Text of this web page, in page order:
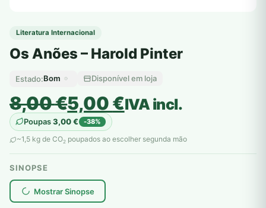
Literatura Internacional
Os Anões – Harold Pinter
Estado:Bom Disponível em loja
8,00€
O
preço
original
era:
8,00 €.
5,00€
O
preço
atual
é:
5,00 €.
IVA incl.
Poupas3,00€ -38%
~1,5 kg de CO2 poupados ao escolher segunda mão
SINOPSE
Mostrar Sinopse
plantar árvores reais